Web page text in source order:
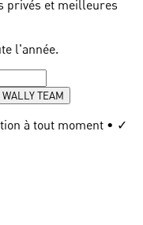
privés et meilleures
l'année.
TEAM
à tout moment • ✓